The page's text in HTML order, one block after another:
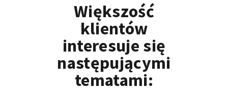
Większość
klientów
interesuje się
następującymi
tematami: